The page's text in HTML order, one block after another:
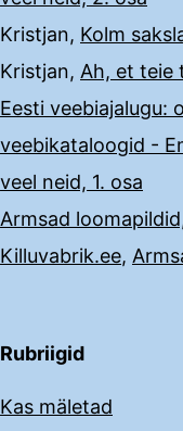
Kristjan, Kolm
Kristjan, Ah, et teie
Eesti veebiajalugu:
veebikataloogid -
veel neid, 1. osa
Armsad
Killuvabrik.ee,
Rubriigid
Kas mäletad